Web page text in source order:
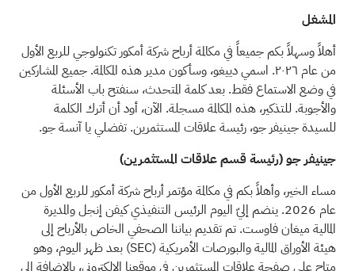
المشغل
أهلاً وسهلاً بكم جميعاً في مكالمة أرباح شركة أمكور تكنولوجي للربع الأول
من عام ٢٠٢٦. اسمي دييغو، وسأكون مدير هذه المكالمة. جميع المشاركين
في وضع الاستماع فقط. بعد كلمة المتحدث، سنفتح باب الأسئلة
والأجوبة. للتذكير، هذه المكالمة مسجلة. الآن، أود أن أترك الكلمة
للسيدة جينيفر جو، رئيسة علاقات المستثمرين. تفضلي يا آنسة جو.
جينيفر جو (رئيسة قسم علاقات المستثمرين)
مساء الخير، وأهلاً بكم في مكالمة مؤتمر أرباح شركة أمكور للربع الأول من
عام 2026. ينضم إليّ اليوم الرئيس التنفيذي كيفن إنجل والمديرة
المالية ميغان فاوست. تم تقديم بياننا الصحفي الخاص بالأرباح إلى
هيئة الأوراق المالية والبورصات الأمريكية (SEC) بعد ظهر اليوم، وهو
متاح على صفحة علاقات المستثمرين في موقعنا الإلكتروني، بالإضافة إلى